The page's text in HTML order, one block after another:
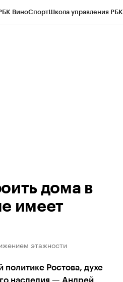
ВиноСпортШкола управления РБК
дома в
имеет
этажности
политике Ростова, духе
наследия — Андрей